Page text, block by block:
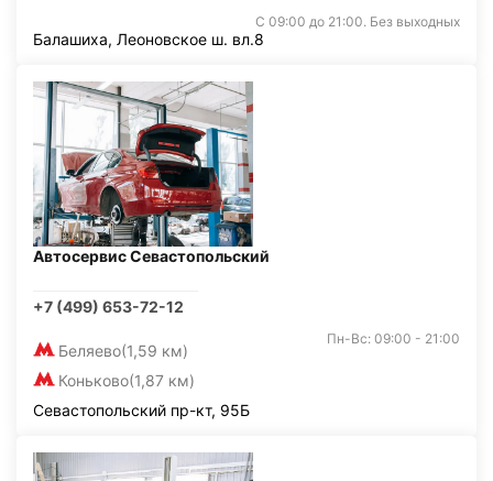
С 09:00 до 21:00. Без выходных
Балашиха, Леоновское ш. вл.8
Автосервис Севастопольский
+7 (499) 653-72-12
Беляево(1,59 км)
Коньково(1,87 км)
Пн-Вс: 09:00 - 21:00
Севастопольский пр-кт, 95Б